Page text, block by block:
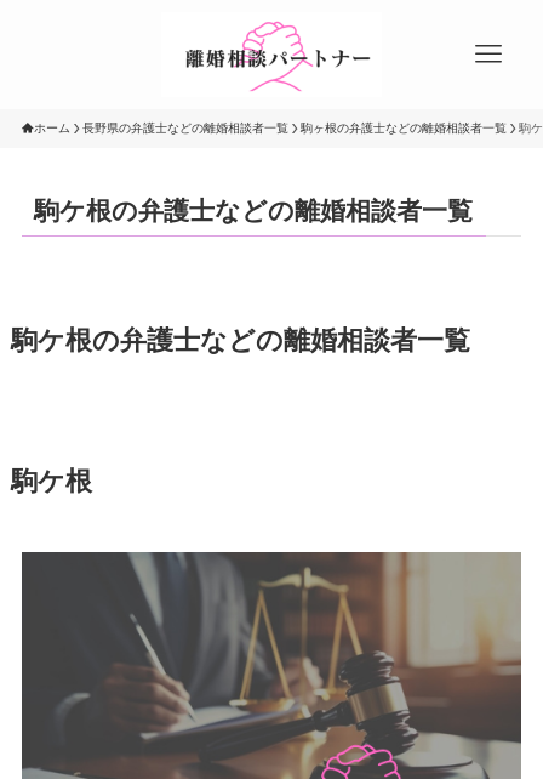
ホーム 長野県の弁護士などの離婚相談者一覧 駒ヶ根の弁護士などの離婚相談者一覧 駒
駒ケ根の弁護士などの離婚相談者一覧
駒ケ根の弁護士などの離婚相談者一覧
駒ケ根